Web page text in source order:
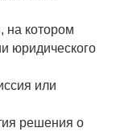
на котором
юридического
или
решения о